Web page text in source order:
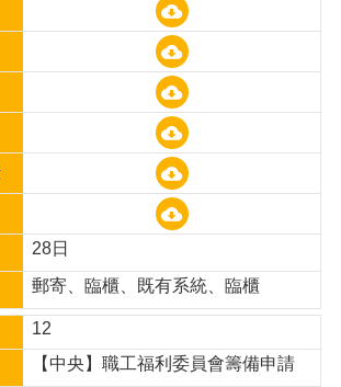
28日
郵寄、臨櫃、既有系統、臨櫃
12
【中央】職工福利委員會籌備申請